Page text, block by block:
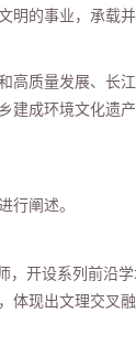
明的事业，承载
高质量发展、长
建成环境文化遗
行阐述。
，开设系列前沿
体现出文理交叉融